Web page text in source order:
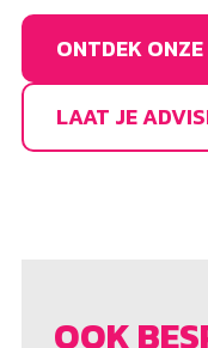
ONTDEK
LAAT JE
OOK